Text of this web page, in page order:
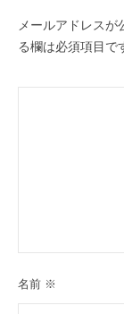
メールアドレスが
る欄は必須項目で
名前 ※